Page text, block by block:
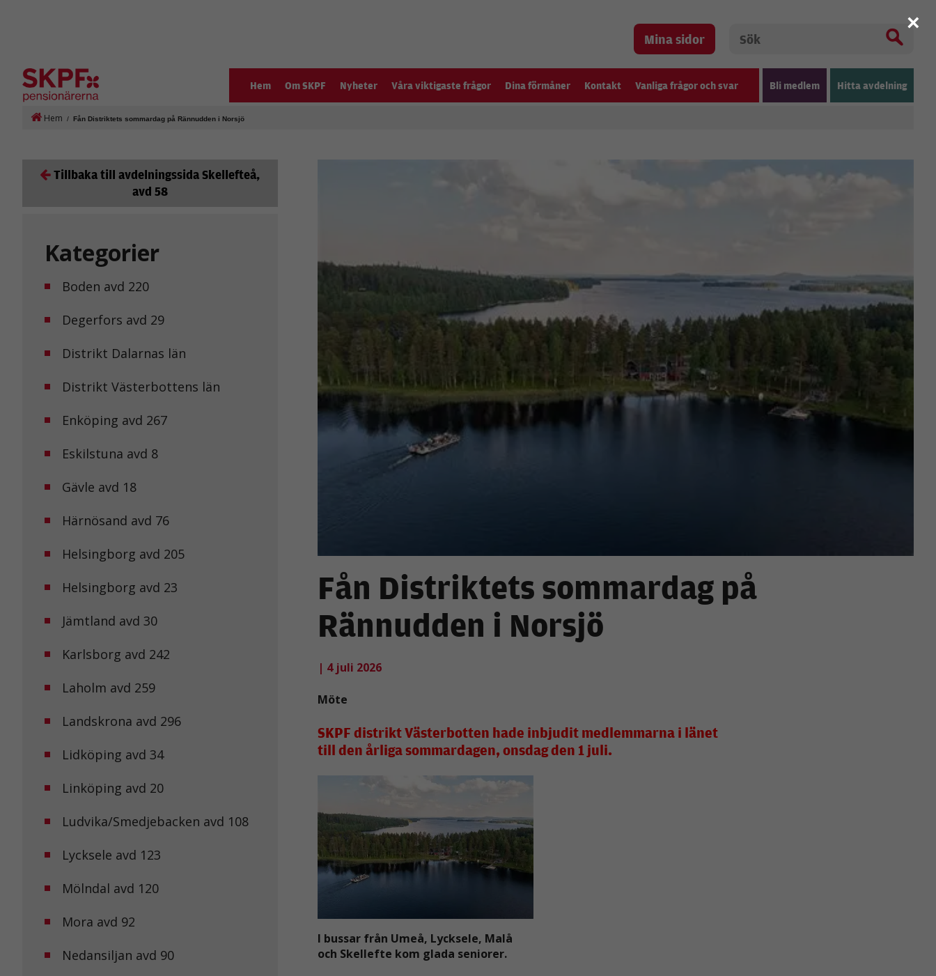
Mina sidor
Hem Om SKPF Nyheter Våra viktigaste frågor Dina förmåner Kontakt Vanliga frågor och svar Bli medlem Hitta avdelning
Hem / Fån Distriktets sommardag på Rännudden i Norsjö
Tillbaka till avdelningssida Skellefteå,
avd 58
Kategorier
Boden avd 220
Degerfors avd 29
Distrikt Dalarnas län
Distrikt Västerbottens län
Enköping avd 267
Eskilstuna avd 8
Gävle avd 18
Härnösand avd 76
Helsingborg avd 205
Helsingborg avd 23
Jämtland avd 30
Karlsborg avd 242
Laholm avd 259
Landskrona avd 296
Lidköping avd 34
Linköping avd 20
Ludvika/Smedjebacken avd 108
Lycksele avd 123
Mölndal avd 120
Mora avd 92
Nedansiljan avd 90
Fån Distriktets sommardag på
Rännudden i Norsjö
| 4 juli 2026
Möte
SKPF distrikt Västerbotten hade inbjudit medlemmarna i länet
till den årliga sommardagen, onsdag den 1 juli.
I bussar från Umeå, Lycksele, Malå
och Skellefte kom glada seniorer.
×